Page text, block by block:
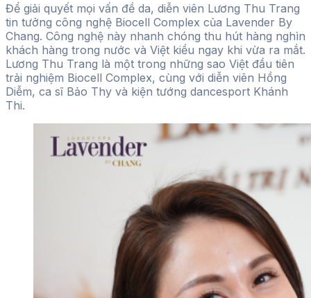
Để giải quyết mọi vấn đề da, diễn viên Lương Thu Trang
tin tưởng công nghệ Biocell Complex của Lavender By
Chang. Công nghệ này nhanh chóng thu hút hàng nghìn
khách hàng trong nước và Việt kiều ngay khi vừa ra mắt.
Lương Thu Trang là một trong những sao Việt đầu tiên
trải nghiệm Biocell Complex, cùng với diễn viên Hồng
Diễm, ca sĩ Bảo Thy và kiện tướng dancesport Khánh
Thi.